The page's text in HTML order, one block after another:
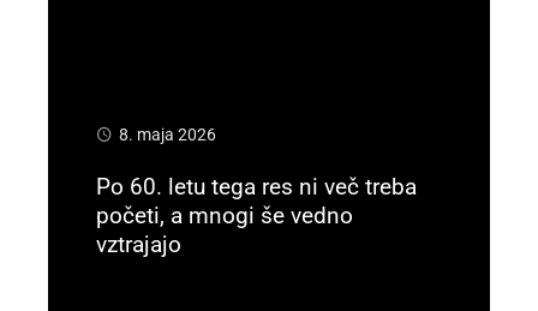
8. maja 2026
Po 60. letu tega res ni več treba
početi, a mnogi še vedno
vztrajajo